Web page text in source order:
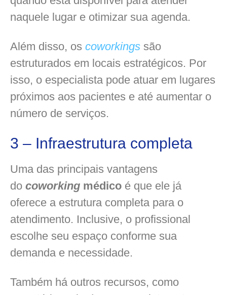
naquele lugar e otimizar sua agenda.
Além disso, os coworkings são
estruturados em locais estratégicos. Por
isso, o especialista pode atuar em lugares
próximos aos pacientes e até aumentar o
número de serviços.
3 – Infraestrutura completa
Uma das principais vantagens
do coworking médico é que ele já
oferece a estrutura completa para o
atendimento. Inclusive, o profissional
escolhe seu espaço conforme sua
demanda e necessidade.
Também há outros recursos, como